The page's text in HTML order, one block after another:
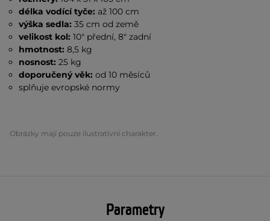
délka vodící tyče: až 100 cm
výška sedla:35 cm od země
velikost kol:10" přední, 8" zadní
hmotnost:8,5 kg
nosnost:25 kg
doporučený věk:od 10 měsíců
splňuje evropské normy
Obrázky mají pouze ilustrativní charakter.
Parametry